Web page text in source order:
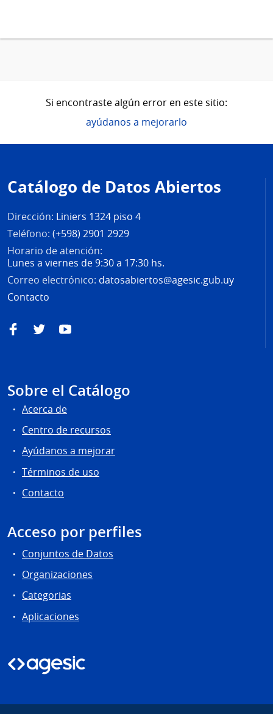
Si encontraste algún error en este sitio:
ayúdanos a mejorarlo
de
página
Catálogo de Datos Abiertos
Dirección: Liniers 1324 piso 4
Teléfono: (+598) 2901 2929
Horario de atención:
Lunes a viernes de 9:30 a 17:30 hs.
Correo electrónico: datosabiertos@agesic.gub.uy
Contacto
FacebookTwitterYouTube
Sobre el Catálogo
Acerca de
Centro de recursos
Ayúdanos a mejorar
Términos de uso
Contacto
Acceso por perfiles
Conjuntos de Datos
Organizaciones
Categorias
Aplicaciones